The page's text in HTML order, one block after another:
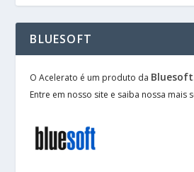
BLUESOFT
O Acelerato é um produto da Bluesoft
Entre em nosso site e saiba nossa mais